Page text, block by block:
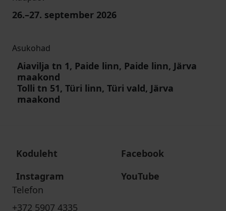
26.–27. september 2026
Asukohad
Aiavilja tn 1, Paide linn, Paide linn, Järva
maakond
Tolli tn 51, Türi linn, Türi vald, Järva
maakond
Koduleht
Facebook
Instagram
YouTube
Telefon
+372 5907 4335